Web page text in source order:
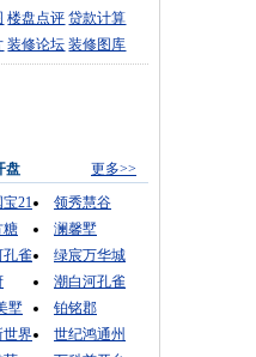
楼盘点评 贷款计算
装修论坛 装修图库
盘
更多>>
21
领秀慧谷
糖
澜馨墅
孔雀
绿宸万华城
潮白河孔雀
墅
铂铭郡
世界
世纪鸿通州